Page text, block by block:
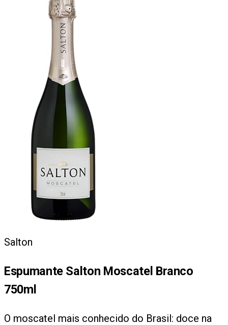
Salton
Espumante Salton Moscatel Branco
750ml
O moscatel mais conhecido do Brasil: doce na